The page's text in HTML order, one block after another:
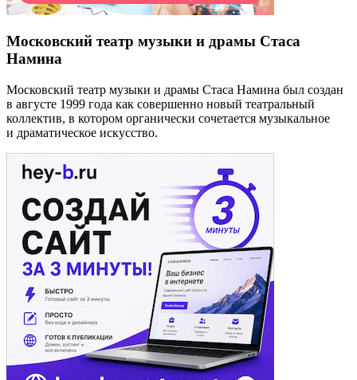
Московский театр музыки и драмы Стаса
Намина
Московский театр музыки и драмы Стаса Намина был создан
в августе 1999 года как совершенно новый театральный
коллектив, в котором органически сочетается музыкальное
и драматическое искусство.